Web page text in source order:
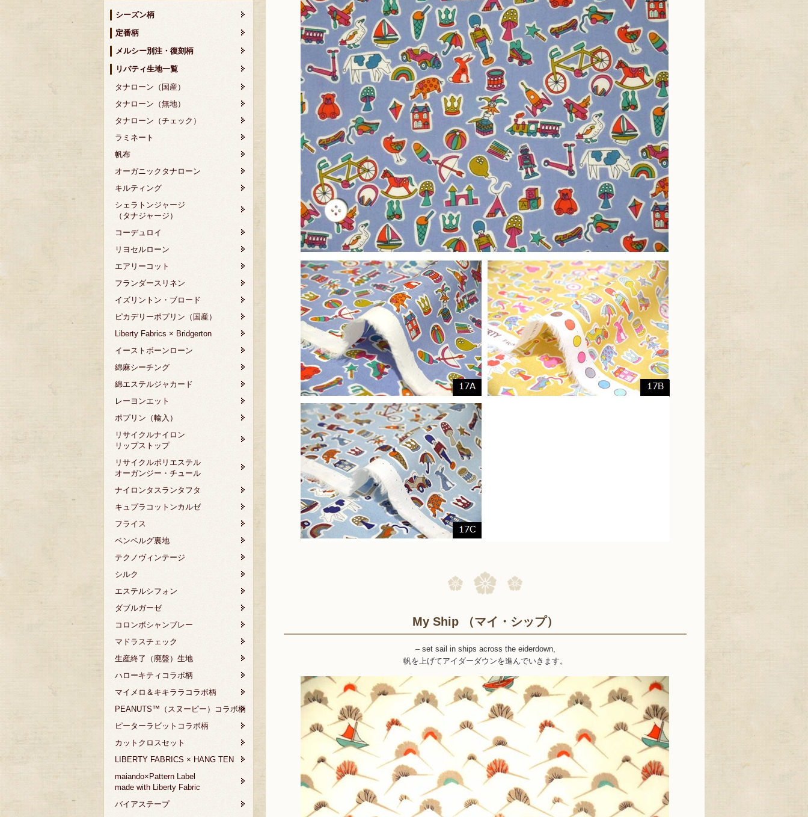
シーズン柄
定番柄
メルシー別注・復刻柄
リバティ生地一覧
タナローン（国産）
タナローン（無地）
タナローン（チェック）
ラミネート
帆布
オーガニックタナローン
キルティング
シェラトンジャージ
（タナジャージ）
コーデュロイ
リヨセルローン
エアリーコット
フランダースリネン
イズリントン・ブロード
ピカデリーポプリン（国産）
Liberty Fabrics × Bridgerton
イーストボーンローン
綿麻シーチング
綿エステルジャカード
レーヨンエット
ポプリン（輸入）
リサイクルナイロン
リップストップ
リサイクルポリエステル
オーガンジー・チュール
ナイロンタスランタフタ
キュプラコットンカルゼ
フライス
ベンベルグ裏地
テクノヴィンテージ
シルク
エステルシフォン
ダブルガーゼ
コロンボシャンブレー
マドラスチェック
生産終了（廃盤）生地
ハローキティコラボ柄
マイメロ＆キキララコラボ柄
PEANUTS™（スヌーピー）コラボ柄
ピーターラビットコラボ柄
カットクロスセット
LIBERTY FABRICS × HANG TEN
maiando×Pattern Label
made with Liberty Fabric
バイアステープ
My Ship （マイ・シップ）
– set sail in ships across the eiderdown,
帆を上げてアイダーダウンを進んでいきます。